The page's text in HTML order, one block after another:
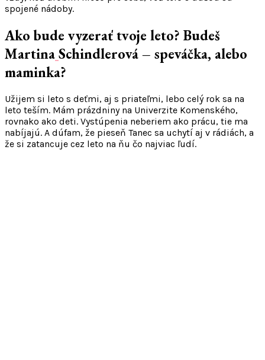
spojené nádoby.
Ako bude vyzerať tvoje leto? Budeš
MartinaSchindlerová – speváčka, alebo
maminka?
Užijem si leto s deťmi, aj s priateľmi, lebo celý rok sa na
leto teším. Mám prázdniny na Univerzite Komenského,
rovnako ako deti. Vystúpenia neberiem ako prácu, tie ma
nabíjajú. A dúfam, že pieseň Tanec sa uchytí aj v rádiách, a
že si zatancuje cez leto na ňu čo najviac ľudí.